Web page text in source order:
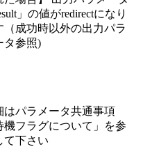
」の値がredirectになり
（成功時以外の出力パラ
タ参照)
はパラメータ共通事項
機フラグについて」を参
て下さい